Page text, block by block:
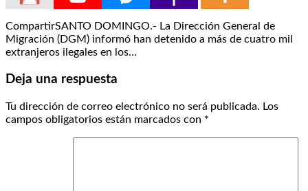
CompartirSANTO DOMINGO.- La Dirección General de
Migración (DGM) informó han detenido a más de cuatro mil
extranjeros ilegales en los…
Deja una respuesta
Tu dirección de correo electrónico no será publicada. Los
campos obligatorios están marcados con *